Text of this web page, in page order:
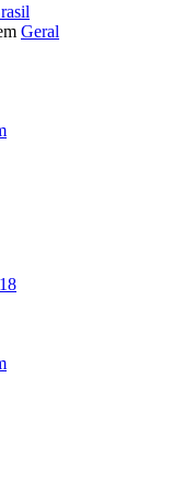
Geral